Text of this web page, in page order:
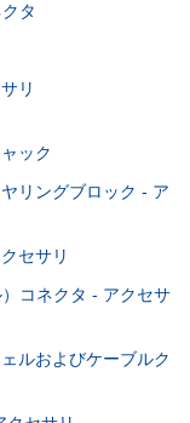
タ
リ
ック
リングブロック - ア
セサリ
コネクタ - アクセサ
ルおよびケーブルク